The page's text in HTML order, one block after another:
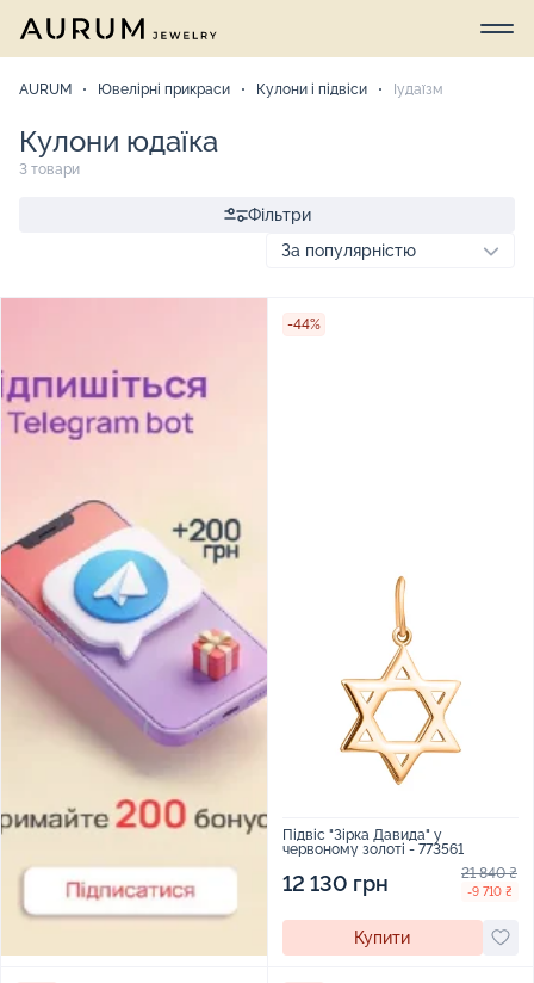
AURUM Ювелірні прикраси Кулони і підвіси Іудаїзм
Кулони юдаїка
3 товари
Фільтри
-44%
Підвіс "Зірка Давида" у
червоному золоті - 773561
12 130 грн 21 840 ₴
-9 710 ₴
Купити